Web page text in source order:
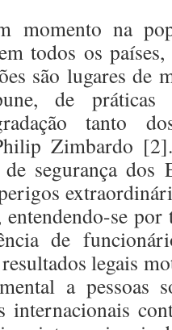
momento na
todos os
são lugares de
de práticas
tanto
Zimbardo
segurança dos
se
de
legais
a pessoas
internacionais